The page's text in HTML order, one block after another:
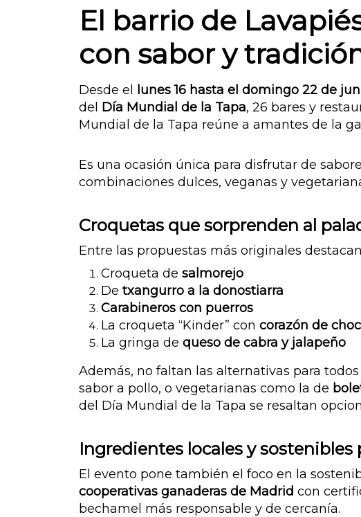
El barrio de
con sabor y
Desde el lunes 16 hasta el domingo 22 de
del Día Mundial de la Tapa, 26 bares y
Mundial de la Tapa reúne a amantes de la
Es una ocasión única para disfrutar de
combinaciones dulces, veganas y
Croquetas que sorprenden al
Entre las propuestas más originales
Croqueta de salmorejo
De txangurro a la donostiarra
Carabineros con puerros
La croqueta “Kinder” con corazón de
La gringa de queso de cabra y jalapeño
Además, no faltan las alternativas para
sabor a pollo, o vegetarianas como la de
del Día Mundial de la Tapa se resaltan
Ingredientes locales y
El evento pone también el foco en la
cooperativas ganaderas de Madrid con
bechamel más responsable y de cercanía.